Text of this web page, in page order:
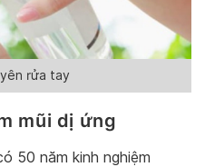
rửa tay
mũi dị ứng
50 năm kinh nghiệm